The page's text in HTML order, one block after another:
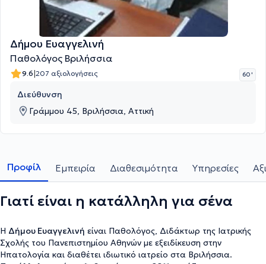
Δήμου Ευαγγελινή
Παθολόγος Βριλήσσια
9.6|207 αξιολογήσεις 60 '
Διεύθυνση
Γράμμου 45, Βριλήσσια, Αττική
Προφίλ Εμπειρία Διαθεσιμότητα Υπηρεσίες
Γιατί είναι η κατάλληλη για σένα
Η Δήμου Ευαγγελινή είναι Παθολόγος, Διδάκτωρ της Ιατρικής
Σχολής του Πανεπιστημίου Αθηνών με εξειδίκευση στην
Ηπατολογία και διαθέτει ιδιωτικό ιατρείο στα Βριλήσσια.